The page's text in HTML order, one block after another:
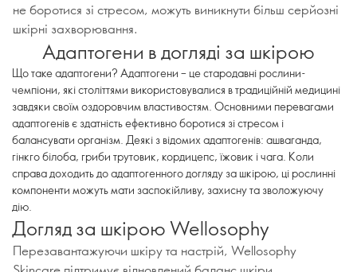
не боротися зі стресом, можуть виникнути більш серйозні
шкірні захворювання.
Адаптогени в догляді за шкірою
Що таке адаптогени? Адаптогени – це стародавні рослини-
чемпіони, які століттями використовувалися в традиційній медицині
завдяки своїм оздоровчим властивостям. Основними перевагами
адаптогенів є здатність ефективно боротися зі стресом і
балансувати організм. Деякі з відомих адаптогенів: ашваганда,
гінкго білоба, гриби трутовик, кордицепс, їжовик і чага. Коли
справа доходить до адаптогенного догляду за шкірою, ці рослинні
компоненти можуть мати заспокійливу, захисну та зволожуючу
дію.
Догляд за шкірою Wellosophy
Перезавантажуючи шкіру та настрій, Wellosophy